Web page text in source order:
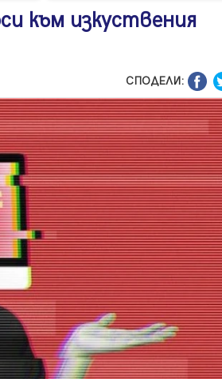
към изкуствения
СПОДЕЛИ: